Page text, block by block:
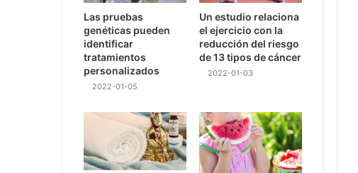
Las pruebas
genéticas pueden
identificar
tratamientos
personalizados
2022-01-05
Un estudio relaciona
el ejercicio con la
reducción del riesgo
de 13 tipos de cáncer
2022-01-03